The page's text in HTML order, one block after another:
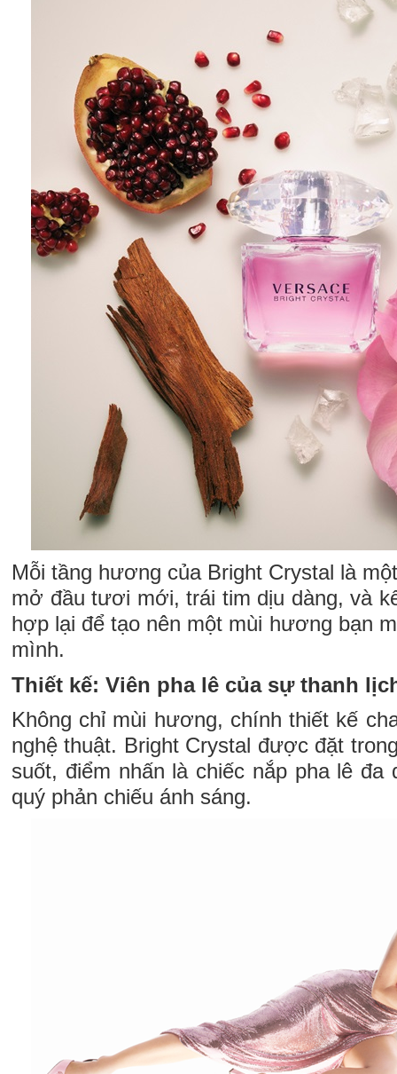
Mỗi tầng hương của Bright Crystal là
mở đầu tươi mới, trái tim dịu dàng, và
hợp lại để tạo nên một mùi hương bạn
mình.
Thiết kế: Viên pha lê của sự thanh
Không chỉ mùi hương, chính thiết kế
nghệ thuật. Bright Crystal được đặt
suốt, điểm nhấn là chiếc nắp pha lê đa
quý phản chiếu ánh sáng.